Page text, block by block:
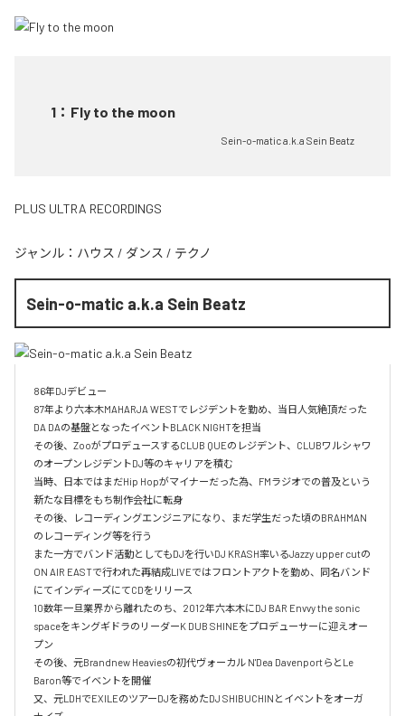
1 ： Fly to the moon
Sein-o-matic a.k.a Sein Beatz
PLUS ULTRA RECORDINGS
ジャンル： ハウス / ダンス / テクノ
Sein-o-matic a.k.a Sein Beatz
86年DJデビュー
87年より六本木MAHARJA WESTでレジデントを勤め、当日人気絶頂だった
DA DAの基盤となったイベントBLACK NIGHTを担当
その後、ZooがプロデュースするCLUB QUEのレジデント、CLUBワルシャワ
のオープンレジデントDJ等のキャリアを積む
当時、日本ではまだHip Hopがマイナーだった為、FMラジオでの普及という
新たな目標をもち制作会社に転身
その後、レコーディングエンジニアになり、まだ学生だった頃のBRAHMAN
のレコーディング等を行う
また一方でバンド活動としてもDJを行いDJ KRASH率いるJazzy upper cutの
ON AIR EASTで行われた再結成LIVEではフロントアクトを勤め、同名バンド
にてインディーズにてCDをリリース
10数年一旦業界から離れたのち、2012年六本木にDJ BAR Envvy the sonic
spaceをキングギドラのリーダーK DUB SHINEをプロデューサーに迎えオー
プン
その後、元Brandnew Heaviesの初代ヴォーカル N'Dea DavenportらとLe
Baron等でイベントを開催
又、元LDHでEXILEのツアーDJを務めたDJ SHIBUCHINとイベントをオーガ